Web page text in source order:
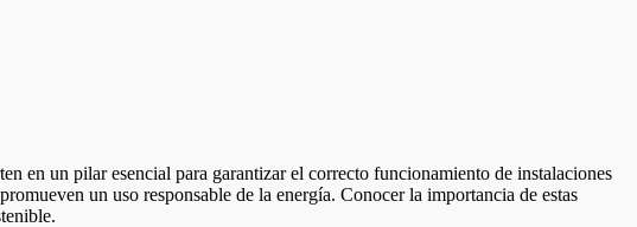
en un pilar esencial para garantizar el correcto funcionamiento de instalaciones
un uso responsable de la energía. Conocer la importancia de estas